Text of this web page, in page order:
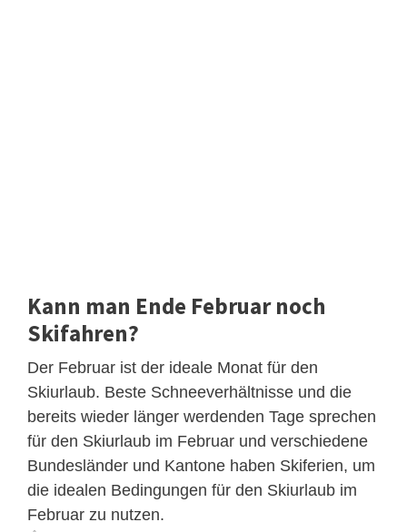
Kann man Ende Februar noch
Skifahren?
Der Februar ist der ideale Monat für den
Skiurlaub. Beste Schneeverhältnisse und die
bereits wieder länger werdenden Tage sprechen
für den Skiurlaub im Februar und verschiedene
Bundesländer und Kantone haben Skiferien, um
die idealen Bedingungen für den Skiurlaub im
Februar zu nutzen.